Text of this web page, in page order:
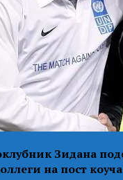
Зидана
на пост коуча